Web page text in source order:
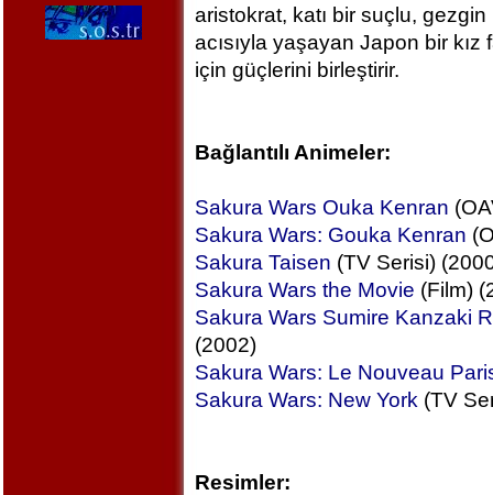
aristokrat, katı bir suçlu,
acısıyla yaşayan Japon bir kız
için güçlerini birleştirir.
Bağlantılı Animeler:
Sakura Wars Ouka Kenran
Sakura Wars: Gouka Kenran
Sakura Taisen (TV Serisi)
Sakura Wars the Movie (Film)
Sakura Wars Sumire Kanzaki
(2002)
Sakura Wars: Le Nouveau
Sakura Wars: New York (TV
Resimler: